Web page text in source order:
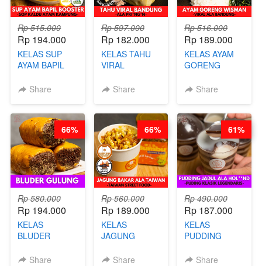
Rp 515.000
Rp 194.000
KELAS SUP
AYAM BAPIL
SOP KALDU
CHEF
STEPHANIE
Share
Rp 597.000
Rp 182.000
KELAS TAHU
VIRAL
ALA PRI*NG*N
Share
Rp 516.000
Rp 189.000
KELAS AYAM
GORENG
VIRAL ALA
STEPHANIE
Share
Rp 580.000
Rp 194.000
KELAS
BLUDER
CHEF DITA
Share
66%
Rp 560.000
Rp 189.000
KELAS
JAGUNG
TAIWAN -
Share
66%
Rp 490.000
Rp 187.000
KELAS
PUDDING
HOL**ND -
Share
61%